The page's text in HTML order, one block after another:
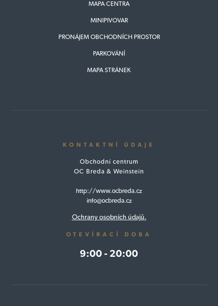
MAPA CENTRA
MINIPIVOVAR
PRONÁJEM OBCHODNÍCH PROSTOR
PARKOVÁNÍ
MAPA STRÁNEK
KONTAKTNÍ ÚDAJE
Obchodní centrum
OC Breda & Weinstein
http://www.ocbreda.cz
info@ocbreda.cz
Ochrany osobních údajů.
OTEVÍRACÍ DOBA
9:00 - 20:00